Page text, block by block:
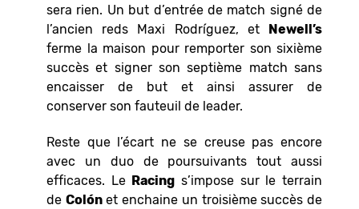
sera rien. Un but d’entrée de match signé de
l’ancien reds Maxi Rodríguez, et
Newell’s
ferme la maison pour remporter son sixième
succès et signer son septième match sans
encaisser de but et ainsi assurer de
conserver son fauteuil de leader.
Reste que l’écart ne se creuse pas encore
avec un duo de poursuivants tout aussi
efficaces. Le Racing s’impose sur le terrain
de Colónet enchaine un troisième succès de